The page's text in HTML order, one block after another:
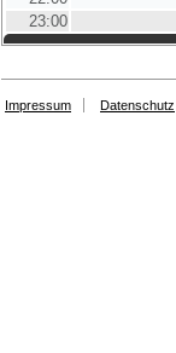
23:00
Impressum Datenschutz